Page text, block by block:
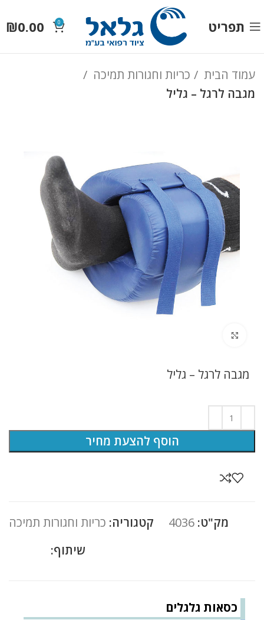
תפריט 0
₪0.00
עמוד הבית
כריות וחגורות תמיכה
מגבה לרגל – גליל
כסאות גלגלים
מגבה לרגל – גליל
הוסף להצעת מחיר
מק"ט: 4036 קטגוריה: כריות וחגורות תמיכה
שיתוף: